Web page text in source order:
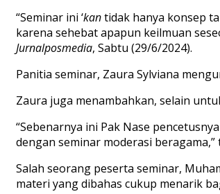
“Seminar ini ‘kantidak hanya konsep
karena sehebatapapun keilmuan
Jurnalposmedia, Sabtu (29/6/2024).
Panitia seminar, Zaura Sylviana
Zaura juga menambahkan, selain
“Sebenarnya ini Pak Nase pencetusnya
dengan seminar moderasi beragama,”
Salah seorang peserta seminar,
materi yangdibahas cukup menarik